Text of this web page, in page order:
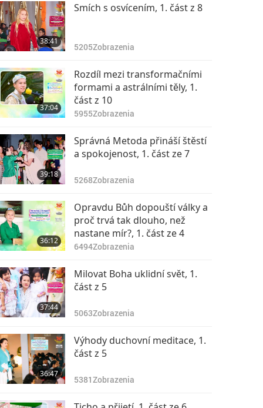
38:41
Smích s osvícením, 1. část z 8
5205Zobrazenia
37:04
Rozdíl mezi transformačními
formami a astrálními těly, 1.
část z 10
5955Zobrazenia
39:18
Správná Metoda přináší štěstí
a spokojenost, 1. část ze 7
5268Zobrazenia
36:12
Opravdu Bůh dopouští války a
proč trvá tak dlouho, než
nastane mír?, 1. část ze 4
6494Zobrazenia
37:44
Milovat Boha uklidní svět, 1.
část z 5
5063Zobrazenia
36:47
Výhody duchovní meditace, 1.
část z 5
5381Zobrazenia